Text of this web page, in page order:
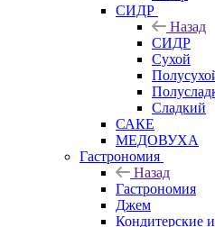
СИДР
Назад
СИДР
Сухой
Сладкий
САКЕ
МЕДОВУХА
Гастрономия
Назад
Гастрономия
Джем
Кондитерские